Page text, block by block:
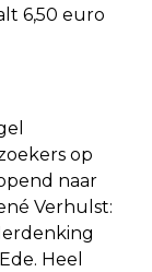
6,50 euro
op
naar
Verhulst:
Heel